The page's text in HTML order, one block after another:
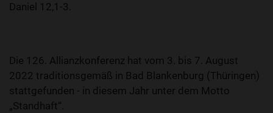
Daniel 12,1-3.
Die 126. Allianzkonferenz hat vom 3. bis 7. August
2022 traditionsgemäß in Bad Blankenburg (Thüringen)
stattgefunden - in diesem Jahr unter dem Motto
„Standhaft“.